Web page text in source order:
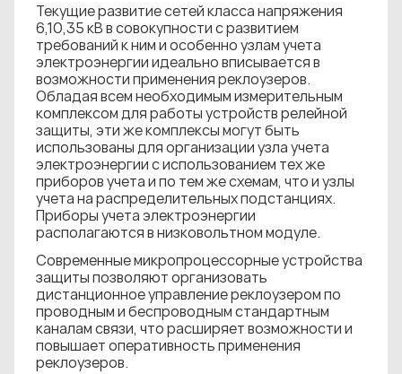
Текущие развитие сетей класса напряжения
6,10,35 кВ в совокупности с развитием
требований к ним и особенно узлам учета
электроэнергии идеально вписывается в
возможности применения реклоузеров.
Обладая всем необходимым измерительным
комплексом для работы устройств релейной
защиты, эти же комплексы могут быть
использованы для организации узла учета
электроэнергии с использованием тех же
приборов учета и по тем же схемам, что и узлы
учета на распределительных подстанциях.
Приборы учета электроэнергии
располагаются в низковольтном модуле.
Современные микропроцессорные устройства
защиты позволяют организовать
дистанционное управление реклоузером по
проводным и беспроводным стандартным
каналам связи, что расширяет возможности и
повышает оперативность применения
реклоузеров.